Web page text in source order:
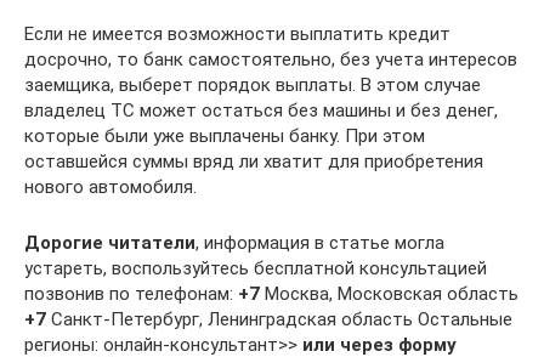
Если не имеется возможности выплатить кредит
досрочно, то банк самостоятельно, без учета интересов
заемщика, выберет порядок выплаты. В этом случае
владелец ТС может остаться без машины и без денег,
которые были уже выплачены банку. При этом
оставшейся суммы вряд ли хватит для приобретения
нового автомобиля.
Дорогие читатели, информация в статье могла
устареть, воспользуйтесь бесплатной консультацией
позвонив по телефонам: +7 Москва, Московская область
+7 Санкт-Петербург, Ленинградская область Остальные
регионы: онлайн-консультант>> или через форму